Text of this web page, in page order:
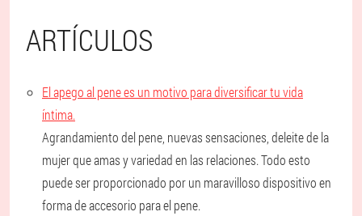
ARTÍCULOS
El apego al pene es un motivo para diversificar tu vida
íntima.
Agrandamiento del pene, nuevas sensaciones, deleite de la
mujer que amas y variedad en las relaciones. Todo esto
puede ser proporcionado por un maravilloso dispositivo en
forma de accesorio para el pene.